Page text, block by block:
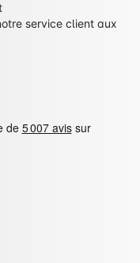
service client aux